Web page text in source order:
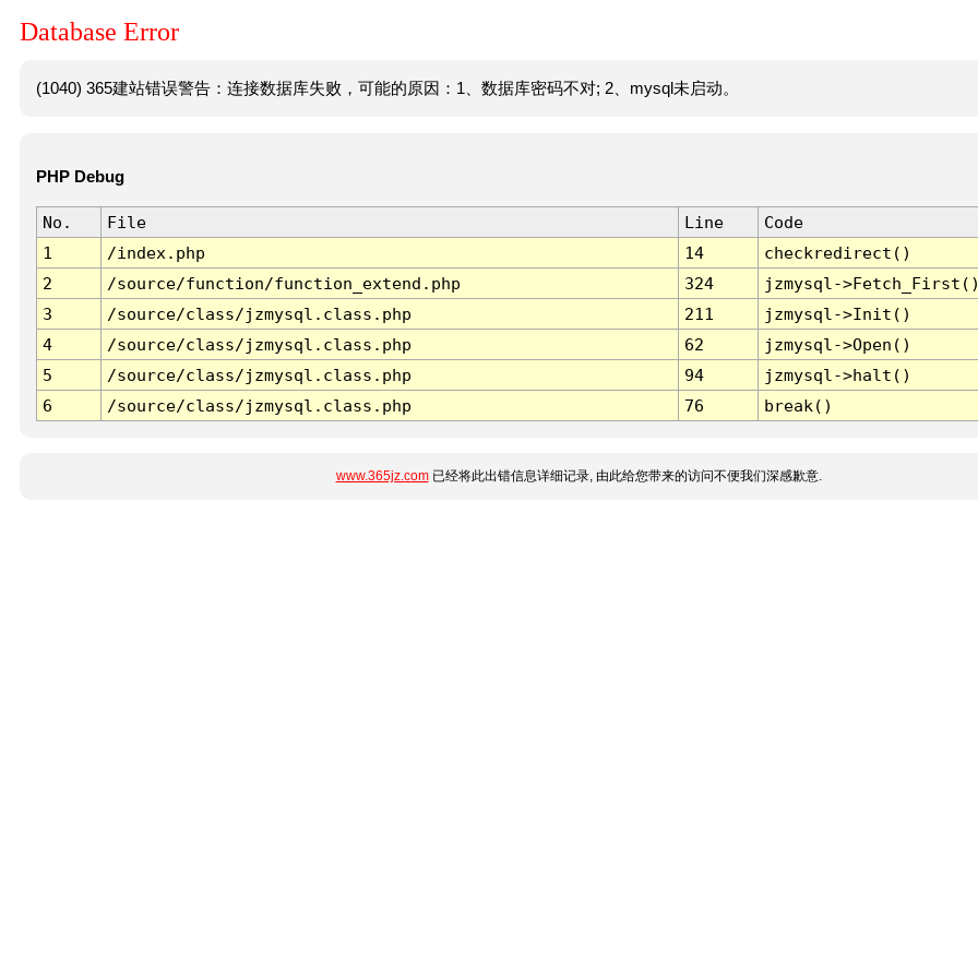
Database Error
(1040) 365建站错误警告：连接数据库失败，可能的原因：1、数据库密码不对; 2、mysql未启动。
PHP Debug
No. File Line
Code
1
/index.php 14
checkredirect()
2
/source/function/function_extend.php 324
jzmysql-
3
/source/class/jzmysql.class.php 211
jzmysql->Init()
4
/source/class/jzmysql.class.php 62
jzmysql->Open()
5
/source/class/jzmysql.class.php 94
jzmysql->halt()
6
/source/class/jzmysql.class.php 76 break()
www.365jz.com已经将此出错信息详细记录, 由此给您带来的访问不便我们深感歉意.